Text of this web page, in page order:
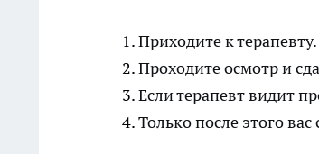
Приходите к терапевту.
Проходите осмотр и
Если терапевт видит
Только после этого